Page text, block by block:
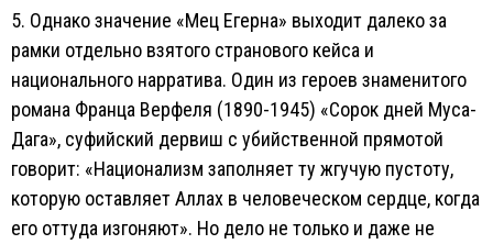
5. Однако значение «Мец Егерна» выходит далеко за
рамки отдельно взятого странового кейса и
национального нарратива. Один из героев знаменитого
романа Франца Верфеля (1890-1945) «Сорок дней Муса-
Дага», суфийский дервиш с убийственной прямотой
говорит: «Национализм заполняет ту жгучую пустоту,
которую оставляет Аллах в человеческом сердце, когда
его оттуда изгоняют». Но дело не только и даже не